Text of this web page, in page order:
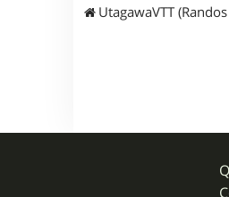
u
UtagawaVTT